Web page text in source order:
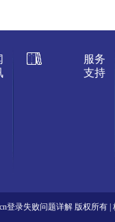
服务
支持
登录失败问题详解 版权所有 |